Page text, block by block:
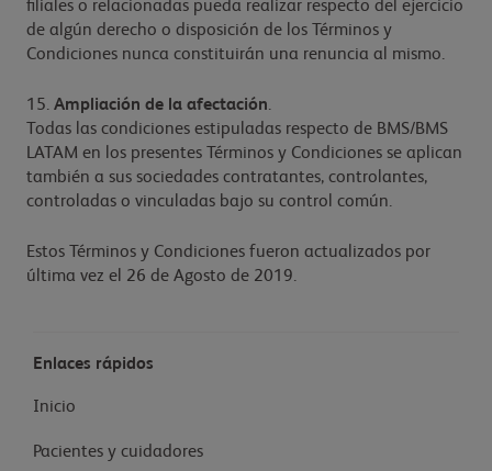
filiales o relacionadas pueda realizar respecto del ejercicio
de algún derecho o disposición de los Términos y
Condiciones nunca constituirán una renuncia al mismo.
15. Ampliación de la afectación.
Todas las condiciones estipuladas respecto de BMS/BMS
LATAM en los presentes Términos y Condiciones se aplican
también a sus sociedades contratantes, controlantes,
controladas o vinculadas bajo su control común.
Estos Términos y Condiciones fueron actualizados por
última vez el 26 de Agosto de 2019.
Enlaces rápidos
Inicio
Pacientes y cuidadores